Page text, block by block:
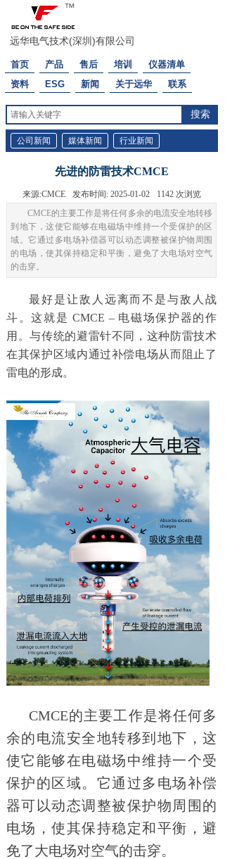
™
远华电气技术(深圳)有限公司
首页 产品 售后 培训
仪器清单
资料
ESG 新闻 关于远华 联系
搜索
公司新闻 媒体新闻 行业新闻
先进的防雷技术CMCE
来源:CMCE 发布时间: 2025-01-02 1142 次浏览
CMCE的主要工作是将任何多余的电流安全地转移
到地下，这使它能够在电磁场中维持一个受保护的区
域。它通过多电场补偿器可以动态调整被保护物周围
的电场，使其保持稳定和平衡，避免了大电场对空气
的击穿。
最好是让敌人远离而不是与敌人战
斗。这就是 CMCE – 电磁场保护器的作
用。与传统的避雷针不同，这种防雷技术
在其保护区域内通过补偿电场从而阻止了
雷电的形成。
CMCE的主要工作是将任何多
余的电流安全地转移到地下，这
使它能够在电磁场中维持一个受
保护的区域。它通过多电场补偿
器可以动态调整被保护物周围的
电场，使其保持稳定和平衡，避
免了大电场对空气的击穿。